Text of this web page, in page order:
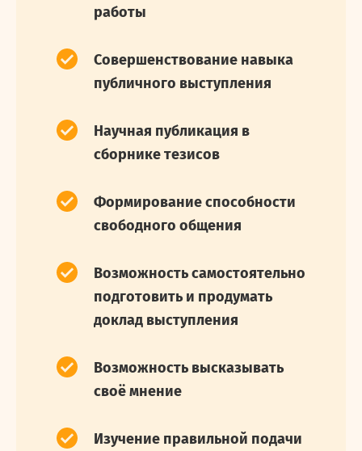
работы
Совершенствование навыка
публичного выступления
Научная публикация в
сборнике тезисов
Формирование способности
свободного общения
Возможность самостоятельно
подготовить и продумать
доклад выступления
Возможность высказывать
своё мнение
Изучение правильной подачи